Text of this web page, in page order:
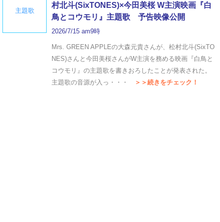
主題歌
村北斗(SixTONES)×今田美桜 W主演映画『白
鳥とコウモリ』主題歌 予告映像公開
2026/7/15 am9時
Mrs. GREEN APPLEの大森元貴さんが、松村北斗(SixTO
NES)さんと今田美桜さんがW主演を務める映画『白鳥と
コウモリ』の主題歌を書きおろしたことが発表された。
主題歌の音源が入っ・・・
＞＞続きをチェック！